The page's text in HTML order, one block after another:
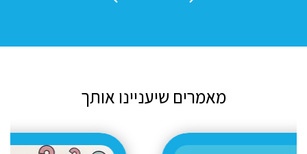
מאמרים שיעניינו אותך